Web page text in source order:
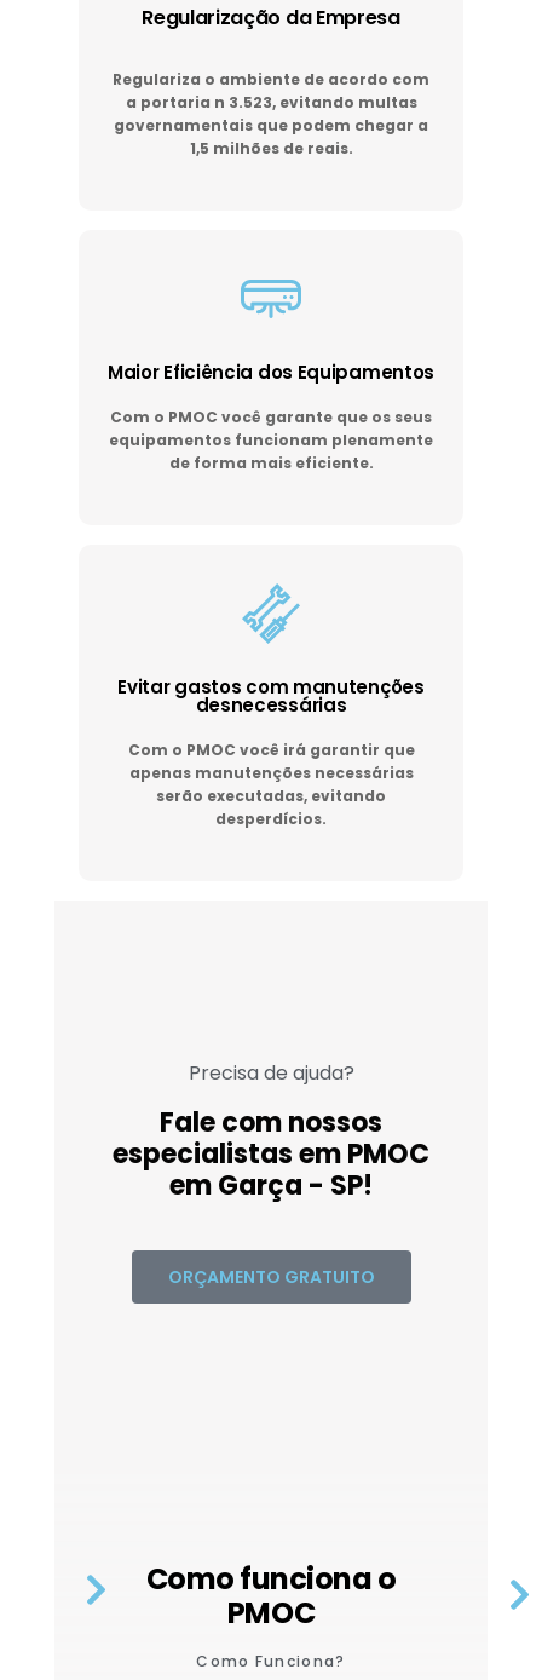
Regularização da Empresa
Regulariza o ambiente de acordo com
a portaria n 3.523, evitando multas
governamentais que podem chegar a
1,5 milhões de reais.
Maior Eficiência dos Equipamentos
Com o PMOC você garante que os seus
equipamentos funcionam plenamente
de forma mais eficiente.
Evitar gastos com manutenções
desnecessárias
Com o PMOC você irá garantir que
apenas manutenções necessárias
serão executadas, evitando
desperdícios.
Precisa de ajuda?
Fale com nossos
especialistas em PMOC
em Garça - SP!
ORÇAMENTO GRATUITO
Como funciona o
PMOC
Como Funciona?